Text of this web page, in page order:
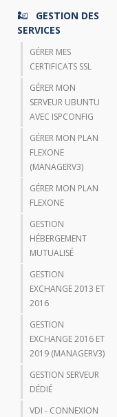
GESTION DES
SERVICES
GÉRER MES
CERTIFICATS SSL
GÉRER MON
SERVEUR UBUNTU
AVEC ISPCONFIG
GÉRER MON PLAN
FLEXONE
(MANAGERV3)
GÉRER MON PLAN
FLEXONE
GESTION
HÉBERGEMENT
MUTUALISÉ
GESTION
EXCHANGE 2013 ET
2016
GESTION
EXCHANGE 2016 ET
2019 (MANAGERV3)
GESTION SERVEUR
DÉDIÉ
VDI - CONNEXION